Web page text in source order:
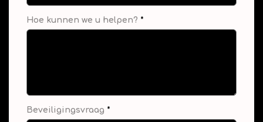
Hoe kunnen we u helpen? *
Beveiligingsvraag *